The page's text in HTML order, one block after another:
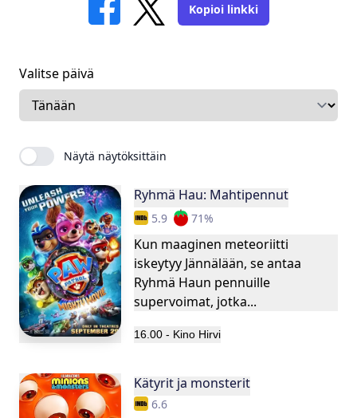
Kopioi linkki
Valitse päivä
Näytä näytöksittäin
Ryhmä Hau: Mahtipennut
5.9 71%
Kun maaginen meteoriitti
iskeytyy Jännälään, se antaa
Ryhmä Haun pennuille
supervoimat, jotka...
16.00 - Kino Hirvi
Kätyrit ja monsterit
6.6